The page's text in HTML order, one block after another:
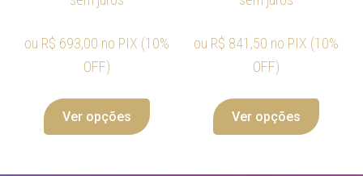
ou R$ 693,00 no PIX (10%
OFF)
Ver opções
ou R$ 841,50 no PIX (10%
OFF)
Ver opções